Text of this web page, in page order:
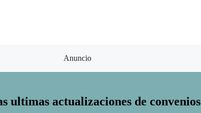
Anuncio
ultimas actualizaciones de convenios